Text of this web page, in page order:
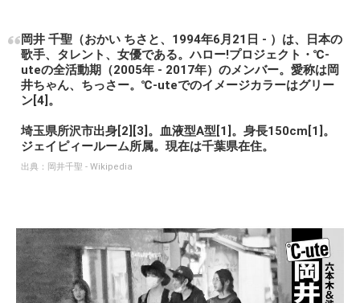
岡井 千聖（おかい ちさと、1994年6月21日 - ）は、日本の
歌手、タレント、女優である。ハロー!プロジェクト・℃-
uteの全活動期（2005年 - 2017年）のメンバー。愛称は岡
井ちゃん、ちっさー。℃-uteでのイメージカラーはグリー
ン[4]。
埼玉県所沢市出身[2][3]。血液型A型[1]。身長150cm[1]。
ジェイピィールーム所属。現在は千葉県在住。
出典： 岡井千聖 - Wikipedia